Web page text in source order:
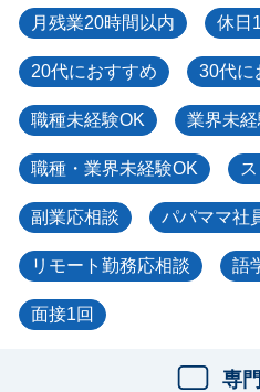
月残業20時間以内 休日
20代におすすめ 30代に
職種未経験OK 業界未
職種・業界未経験OK
副業応相談 パパママ社
リモート勤務応相談 語
面接1回
専